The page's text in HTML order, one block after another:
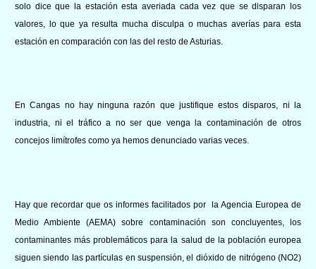
solo dice que la estación esta averiada cada vez que se disparan los
valores, lo que ya resulta mucha disculpa o muchas averías para esta
estación en comparación con las del resto de Asturias.
En Cangas no hay ninguna razón que justifique estos disparos, ni la
industria, ni el tráfico a no ser que venga la contaminación de otros
concejos limítrofes como ya hemos denunciado varias veces.
Hay que recordar que os informes facilitados por la Agencia Europea de
Medio Ambiente (AEMA) sobre contaminación son concluyentes, los
contaminantes más problemáticos para la salud de la población europea
siguen siendo las partículas en suspensión, el dióxido de nitrógeno (NO2)